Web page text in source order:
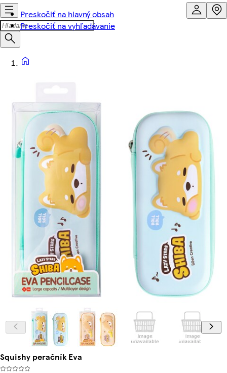
Preskočiť na hlavný obsah
Preskočiť na vyhľadávanie
Squishy peračník Eva